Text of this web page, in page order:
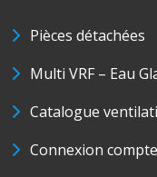
Pièces détachées
Multi VRF – Eau
Catalogue
Connexion